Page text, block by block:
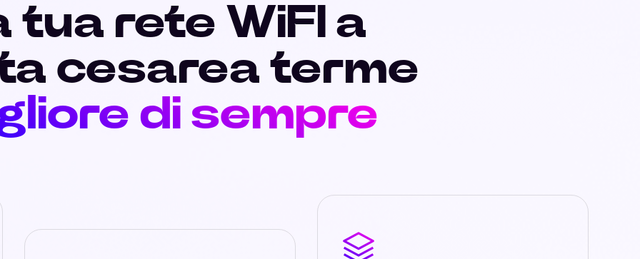
tua rete WiFI a
cesarea terme
di sempre